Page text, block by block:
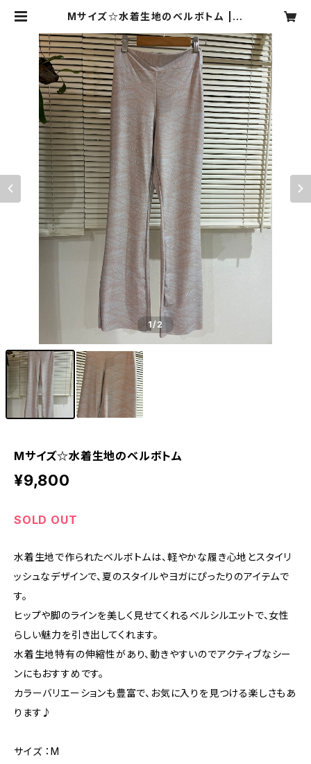
Mサイズ☆水着生地のベルボトム | Y
1/2
Mサイズ☆水着生地のベルボトム
¥9,800
SOLD OUT
水着生地で作られたベルボトムは、軽やかな履き心地とスタイリ
ッシュなデザインで、夏のスタイルやヨガにぴったりのアイテムで
す。
ヒップや脚のラインを美しく見せてくれるベルシルエットで、女性
らしい魅力を引き出してくれます。
水着生地特有の伸縮性があり、動きやすいのでアクティブなシー
ンにもおすすめです。
カラーバリエーションも豊富で、お気に入りを見つける楽しさもあ
ります♪
サイズ ：M